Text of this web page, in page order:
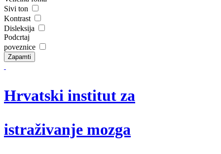
Sivi ton
Kontrast
Disleksija
Podcrtaj
poveznice
Zapamti
Hrvatski institut za
istraživanje mozga